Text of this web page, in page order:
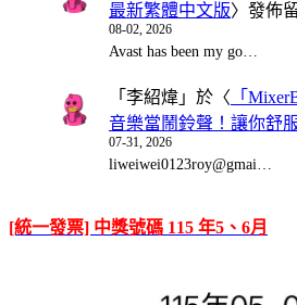
最新繁體中文版〉發佈
08-02, 2026
Avast has been my go…
「 李紹煒 」於〈 「
音樂當鬧鈴聲！讓你舒
07-31, 2026
liweiwei0123roy@gmai…
[統一發票] 中獎號碼 115 年5、6月